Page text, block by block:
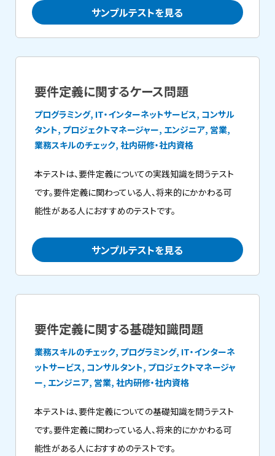
サンプルテストを見る
要件定義に関するケース問題
プログラミング, IT・インターネットサービス, コンサル
タント, プロジェクトマネージャー, エンジニア, 営業,
業務スキルのチェック, 社内研修・社内資格
本テストは、要件定義についての実践知識を問うテスト
です。要件定義に関わっている人、将来的にかかわる可
能性がある人におすすめのテストです。
サンプルテストを見る
要件定義に関する基礎知識問題
業務スキルのチェック, プログラミング, IT・インターネ
ットサービス, コンサルタント, プロジェクトマネージャ
ー, エンジニア, 営業, 社内研修・社内資格
本テストは、要件定義についての基礎知識を問うテスト
です。要件定義に関わっている人、将来的にかかわる可
能性がある人におすすめのテストです。